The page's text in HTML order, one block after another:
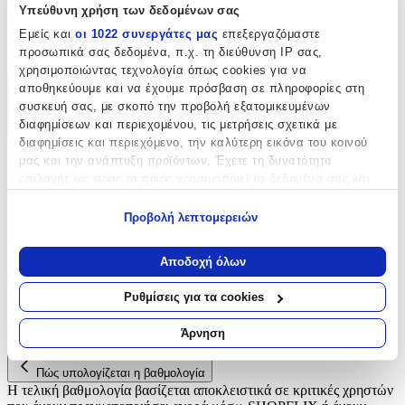
Υπεύθυνη χρήση των δεδομένων σας
Εμείς και οι 1022 συνεργάτες μας επεξεργαζόμαστε
προσωπικά σας δεδομένα, π.χ. τη διεύθυνση IP σας,
χρησιμοποιώντας τεχνολογία όπως cookies για να
αποθηκεύουμε και να έχουμε πρόσβαση σε πληροφορίες στη
συσκευή σας, με σκοπό την προβολή εξατομικευμένων
διαφημίσεων και περιεχομένου, τις μετρήσεις σχετικά με
διαφημίσεις και περιεχόμενο, την καλύτερη εικόνα του κοινού
μας και την ανάπτυξη προϊόντων. Έχετε τη δυνατότητα
Να συλλέξουμε πληροφορίες σχετικά με τη γεωγραφική
σας τοποθεσία, οι οποίες μπορεί να είναι ακριβείς σε
απόσταση μερικών μέτρων
Να αναγνωρίσουμε τη συσκευή σας σαρώνοντας ενεργά
για συγκεκριμένα χαρακτηριστικά (δακτυλικό αποτύπωμα)
Μάθετε περισσότερα σχετικά με τον τρόπο επεξεργασίας των
προσωπικών σας δεδομένων και καθορίστε τις προτιμήσεις σας
στηνενότητα “Λεπτομέρειες”. Μπορείτε να αλλάξετε ή να
ανακαλέσετε τη συγκατάθεσή σας ανά πάσα στιγμή από τη
Προβολή λεπτομερειών
Αποδοχή όλων
Ρυθμίσεις για τα cookies
Άρνηση
Ρέλια
Χαρακτηριστικά
+
Χαρακτηριστικά
Αξιολογήσεις
Προς το παρόν δεν υπάρχουν άλλες αξιολογήσεις. Όταν
προστεθούν, θα εμφανιστούν εδώ.
Πώς υπολογίζεται η βαθμολογία
Η τελική βαθμολογία βασίζεται αποκλειστικά σε κριτικές χρηστών